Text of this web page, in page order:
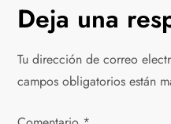
e
g
a
Deja una
Tu dirección de correo
campos obligatorios están